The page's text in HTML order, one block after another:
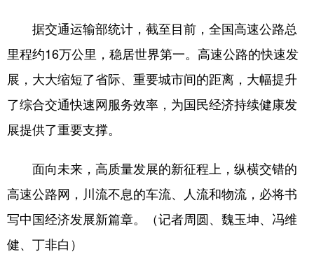
据交通运输部统计，截至目前，全国高速公路总
里程约16万公里，稳居世界第一。高速公路的快速发
展，大大缩短了省际、重要城市间的距离，大幅提升
了综合交通快速网服务效率，为国民经济持续健康发
展提供了重要支撑。
面向未来，高质量发展的新征程上，纵横交错的
高速公路网，川流不息的车流、人流和物流，必将书
写中国经济发展新篇章。（记者周圆、魏玉坤、冯维
健、丁非白）